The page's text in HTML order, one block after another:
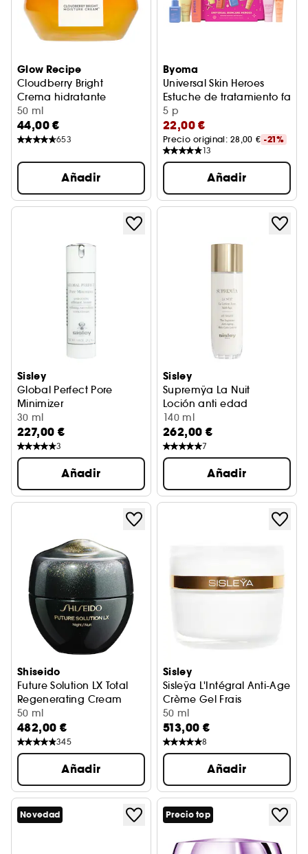
Glow Recipe
Cloudberry Bright
Crema hidratante
50 ml
44,00 €
653
Añadir
Byoma
Universal Skin Heroes
Estuche de tratamiento
5 p
22,00 €
Precio original: 28,00 € -21%
13
Añadir
Sisley
Global Perfect Pore
Minimizer
Emulsion hidratante y astringente
30 ml
227,00 €
3
Añadir
Sisley
Supremÿa La Nuit
Loción anti edad
140 ml
262,00 €
7
Añadir
Shiseido
Future Solution LX Total
Regenerating Cream
Crema de noche antiedad
50 ml
482,00 €
345
Añadir
Sisley
Sisleÿa L'Intégral Anti-Age
Crème Gel Frais
Crema Gel Antiedad
50 ml
513,00 €
8
Añadir
Novedad Precio top